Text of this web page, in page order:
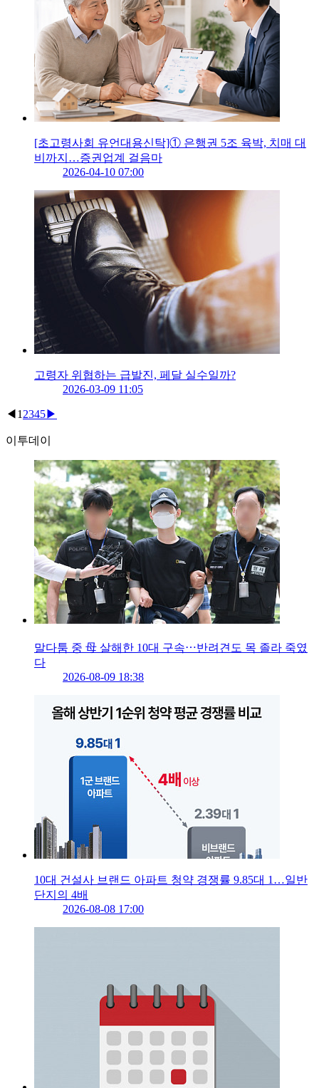
[초고령사회 유언대용신탁]① 은행권 5조 육박, 치매 대
비까지…증권업계 걸음마
2026-04-10 07:00
고령자 위협하는 급발진, 페달 실수일까?
2026-03-09 11:05
◀ 1 2345▶
이투데이
말다툼 중 母 살해한 10대 구속⋯반려견도 목 졸라 죽였
다
2026-08-09 18:38
10대 건설사 브랜드 아파트 청약 경쟁률 9.85대 1…일반
단지의 4배
2026-08-08 17:00